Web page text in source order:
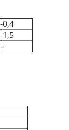
-0,4
-1,5
–